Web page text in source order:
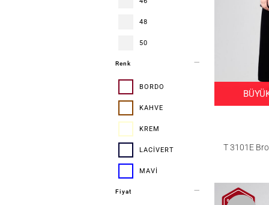
Takım
Tunik
48
50
54
Renk
BORDO
KAHVE
KREM
LACİVERT
MAVİ
Fiyat
T 3101E